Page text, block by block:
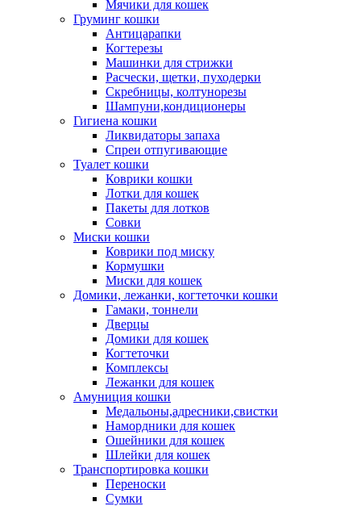
Мячики для кошек
Груминг кошки
Антицарапки
Когтерезы
Машинки для стрижки
Расчески, щетки, пуходерки
Скребницы, колтунорезы
Шампуни,кондиционеры
Гигиена кошки
Ликвидаторы запаха
Спреи отпугивающие
Туалет кошки
Коврики кошки
Лотки для кошек
Пакеты для лотков
Совки
Миски кошки
Коврики под миску
Кормушки
Миски для кошек
Домики, лежанки, когтеточки кошки
Гамаки, тоннели
Дверцы
Домики для кошек
Когтеточки
Комплексы
Лежанки для кошек
Амуниция кошки
Медальоны,адресники,свистки
Намордники для кошек
Ошейники для кошек
Шлейки для кошек
Транспортировка кошки
Переноски
Сумки